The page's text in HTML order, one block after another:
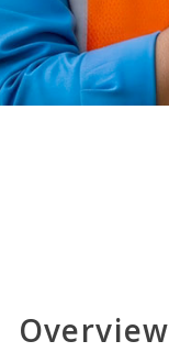
Overview